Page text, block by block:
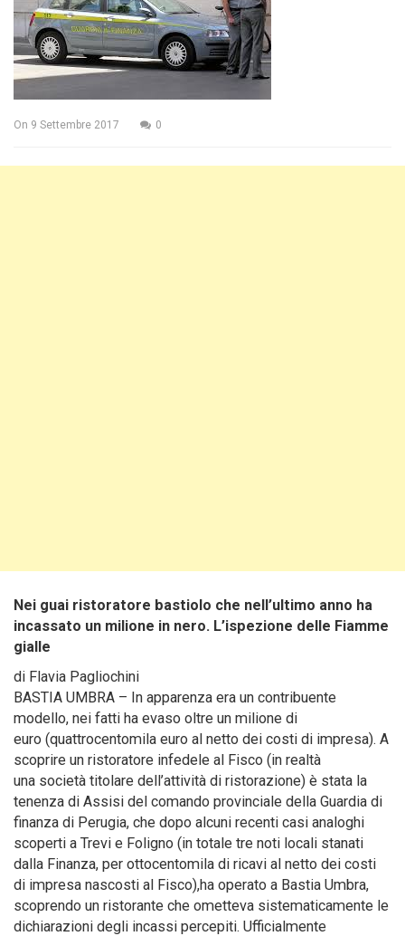
On 9 Settembre 2017 0
Nei guai ristoratore bastiolo che nell’ultimo anno ha
incassato un milione in nero. L’ispezione delle Fiamme
gialle
di Flavia Pagliochini
BASTIA UMBRA – In apparenza era un contribuente
modello, nei fatti ha evaso oltre un milione di
euro (quattrocentomila euro al netto dei costi di impresa). A
scoprire un ristoratore infedele al Fisco (in realtà
una società titolare dell’attività di ristorazione) è stata la
tenenza di Assisi del comando provinciale della Guardia di
finanza di Perugia, che dopo alcuni recenti casi analoghi
scoperti a Trevi e Foligno (in totale tre noti locali stanati
dalla Finanza, per ottocentomila di ricavi al netto dei costi
di impresa nascosti al Fisco),ha operato a Bastia Umbra,
scoprendo un ristorante che ometteva sistematicamente le
dichiarazioni degli incassi percepiti. Ufficialmente